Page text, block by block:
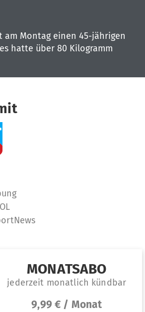
am Montag einen 45-jährigen
hatte über 80 Kilogramm